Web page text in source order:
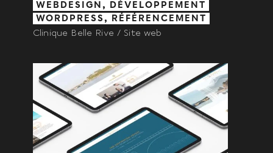
WEBDESIGN, DÉVELOPPEMENT
WORDPRESS, RÉFÉRENCEMENT
Clinique Belle Rive / Site web